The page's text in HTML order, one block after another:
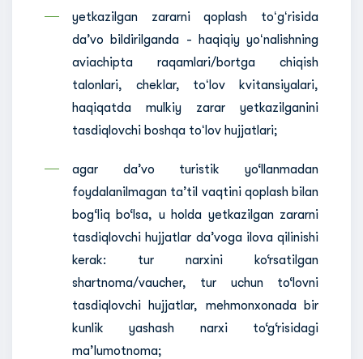
yetkazilgan zararni qoplash toʻgʻrisida
daʼvo bildirilganda - haqiqiy yoʻnalishning
aviachipta raqamlari/bortga chiqish
talonlari, cheklar, toʻlov kvitansiyalari,
haqiqatda mulkiy zarar yetkazilganini
tasdiqlovchi boshqa toʻlov hujjatlari;
agar daʼvo turistik yo‘llanmadan
foydalanilmagan ta’til vaqtini qoplash bilan
bog‘liq bo‘lsa, u holda yetkazilgan zararni
tasdiqlovchi hujjatlar daʼvoga ilova qilinishi
kerak: tur narxini ko‘rsatilgan
shartnoma/vaucher, tur uchun to‘lovni
tasdiqlovchi hujjatlar, mehmonxonada bir
kunlik yashash narxi to‘g‘risidagi
ma’lumotnoma;